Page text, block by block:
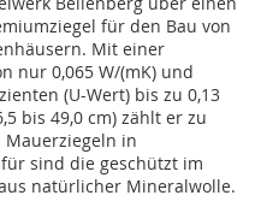
für den Bau von
Mit einer
nur 0,065 W/(mK) und
(U-Wert) bis zu 0,13
bis 49,0 cm) zählt er zu
in
sind die geschützt im
natürlicher Mineralwolle.